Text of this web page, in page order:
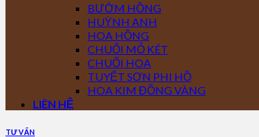
BƯỚM HỒNG
HUỲNH ANH
HOA HỒNG
CHUỐI MỎ KÉT
CHUỐI HOA
TUYẾT SƠN PHI HỒ
HOA KIM ĐỒNG VÀNG
LIÊN HỆ
TƯ VẤN